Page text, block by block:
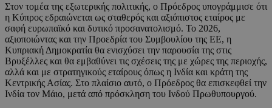
Στον τομέα της εξωτερικής πολιτικής, ο Πρόεδρος υπογράμμισε ότι
η Κύπρος εδραιώνεται ως σταθερός και αξιόπιστος εταίρος με
σαφή ευρωπαϊκό και δυτικό προσανατολισμό. Το 2026,
αξιοποιώντας και την Προεδρία του Συμβουλίου της ΕΕ, η
Κυπριακή Δημοκρατία θα ενισχύσει την παρουσία της στις
Βρυξέλλες και θα εμβαθύνει τις σχέσεις της με χώρες της περιοχής,
αλλά και με στρατηγικούς εταίρους όπως η Ινδία και κράτη της
Κεντρικής Ασίας. Στο πλαίσιο αυτό, ο Πρόεδρος θα επισκεφθεί την
Ινδία τον Μάιο, μετά από πρόσκληση του Ινδού Πρωθυπουργού.